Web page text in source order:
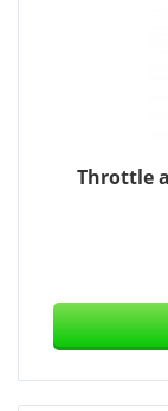
Throttle